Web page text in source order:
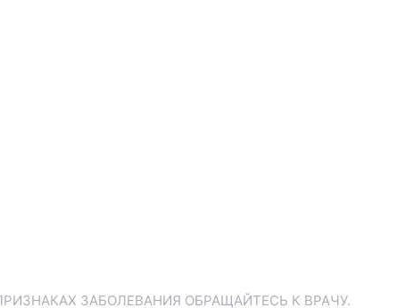
ЗАБОЛЕВАНИЯ ОБРАЩАЙТЕСЬ К ВРАЧУ.